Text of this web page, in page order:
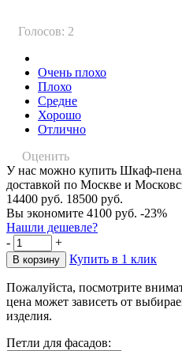
Голосов: 2
Очень плохо
Плохо
Средне
Хорошо
Отлично
Оценить
У нас можно купить Шкаф-
доставкой по Москве и
14400 руб. 18500 руб.
Вы экономите 4100 руб. -23%
Нашли дешевле?
-
+
Купить в 1 клик
Пожалуйста, посмотрите
цена может зависеть от
изделия.
Петли для фасадов: